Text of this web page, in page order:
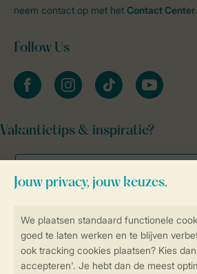
Veilig en snel online boeken
neem contact op met het Contact Center.
Follow Us
facebookinstagramtiktok youtube
Vakantietips & inspiratie?